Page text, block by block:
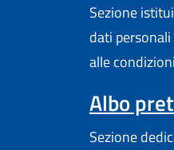
Sezione
dati
alle
Albo
Sezione